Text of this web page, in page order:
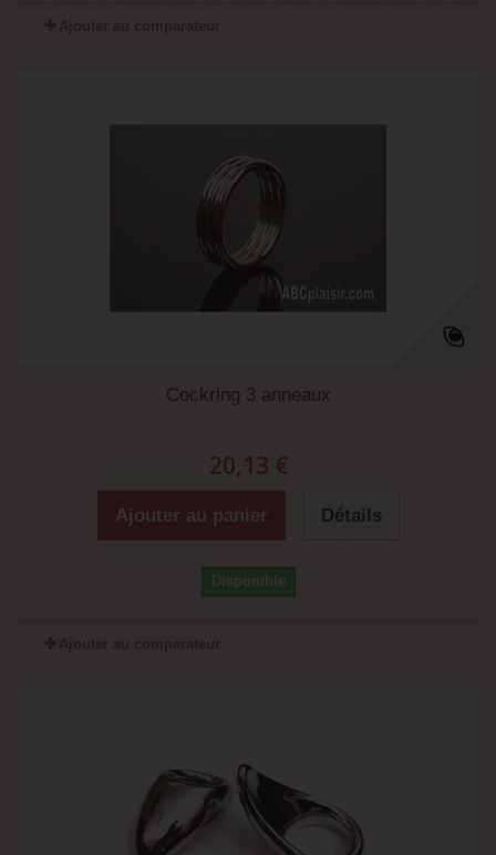
Cockring 3 anneaux
20,13 €
Ajouter au panier Détails
Disponible